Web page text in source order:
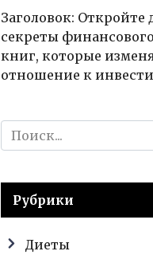
Заголовок: Откройте
секреты финансового
книг, которые
отношение к
Search
for:
Рубрики
Диеты